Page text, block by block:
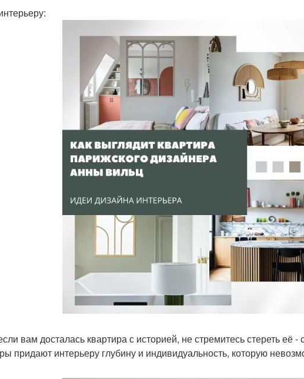
вам досталась квартира с историей, не стремитесь стереть её
придают интерьеру глубину и индивидуальность, которую